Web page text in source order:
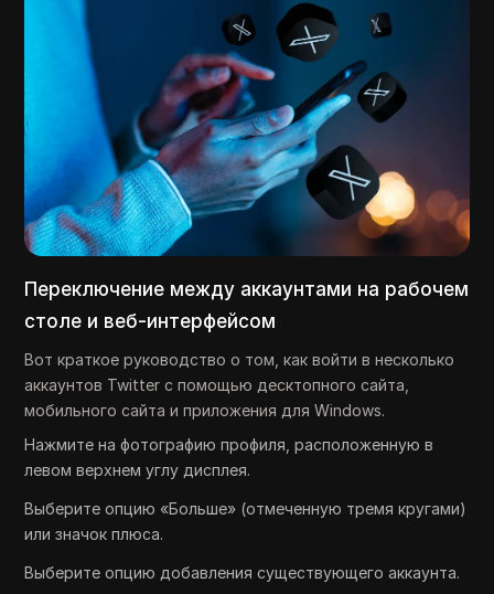
Переключение между аккаунтами на рабочем
столе и веб-интерфейсом
Вот краткое руководство о том, как войти в несколько
аккаунтов Twitter с помощью десктопного сайта,
мобильного сайта и приложения для Windows.
Нажмите на фотографию профиля, расположенную в
левом верхнем углу дисплея.
Выберите опцию «Больше» (отмеченную тремя кругами)
или значок плюса.
Выберите опцию добавления существующего аккаунта.